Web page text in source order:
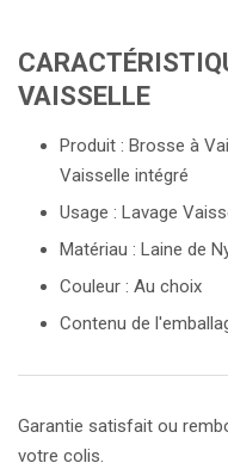
VAISSELLE
Produit : Brosse à
Vaisselle intégré
Usage : Lavage
Matériau : Laine de
Couleur : Au choix
Contenu de
Garantie satisfait ou
votre colis.